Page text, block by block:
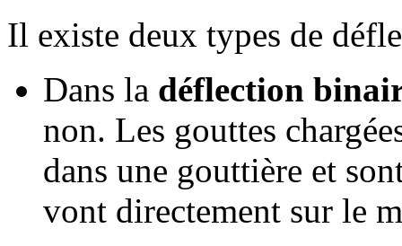
Il existe deux types de
Dans la déflection
non. Les gouttes
dans une gouttière et
vont directement sur le